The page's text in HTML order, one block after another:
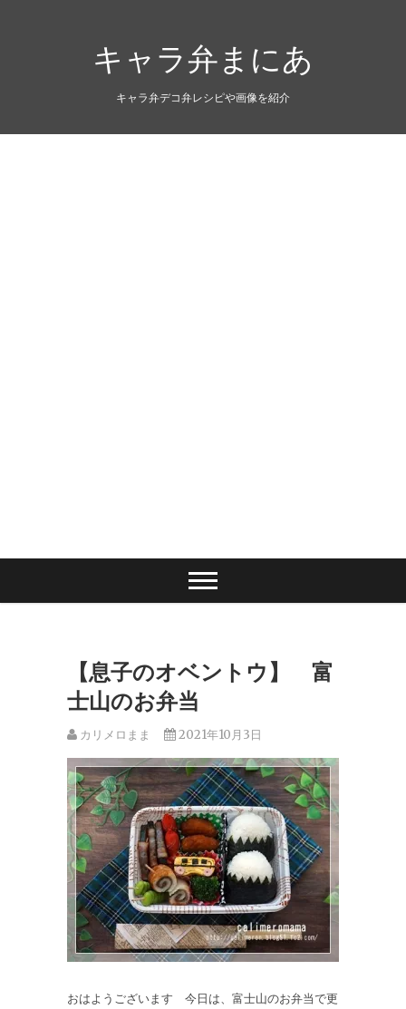
キャラ弁まにあ
キャラ弁デコ弁レシピや画像を紹介
【息子のオベントウ】 富
士山のお弁当
カリメロまま 2021年10月3日
おはようございます 今日は、富士山のお弁当で更